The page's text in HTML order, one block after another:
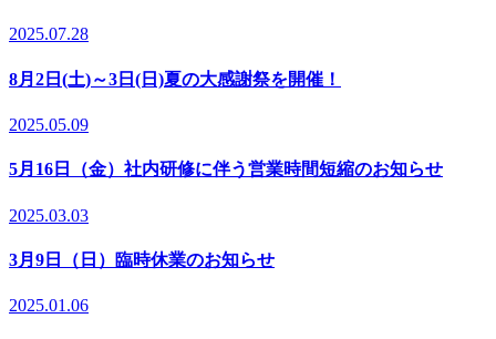
2025.07.28
8月2日(土)～3日(日)夏の大感謝祭を開催！
2025.05.09
5月16日（金）社内研修に伴う営業時間短縮のお知らせ
2025.03.03
3月9日（日）臨時休業のお知らせ
2025.01.06